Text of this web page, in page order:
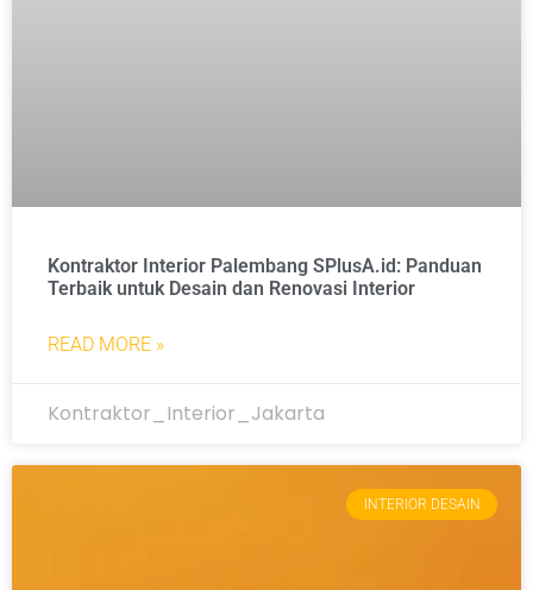
Kontraktor Interior Palembang SPlusA.id: Panduan
Terbaik untuk Desain dan Renovasi Interior
READ MORE »
Kontraktor_Interior_Jakarta
INTERIOR DESAIN